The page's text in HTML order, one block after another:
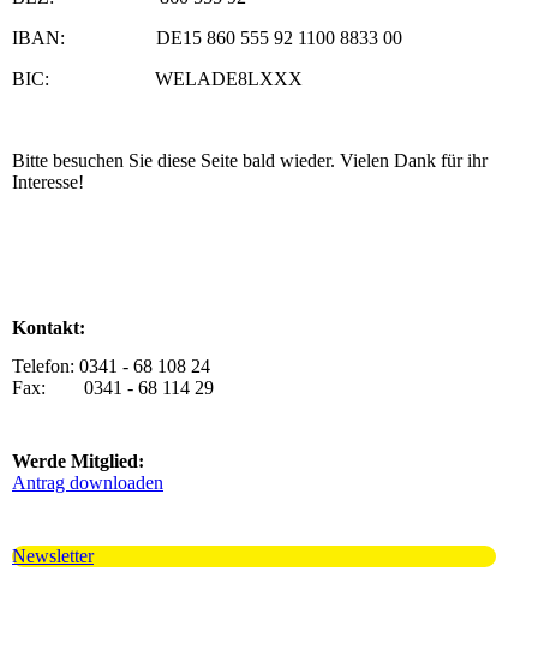
IBAN: DE15 860 555 92 1100 8833 00
BIC: WELADE8LXXX
Bitte besuchen Sie diese Seite bald wieder. Vielen Dank für ihr
Interesse!
Kontakt:
Telefon: 0341 - 68 108 24
Fax: 0341 - 68 114 29
Werde Mitglied:
Antrag downloaden
Newsletter